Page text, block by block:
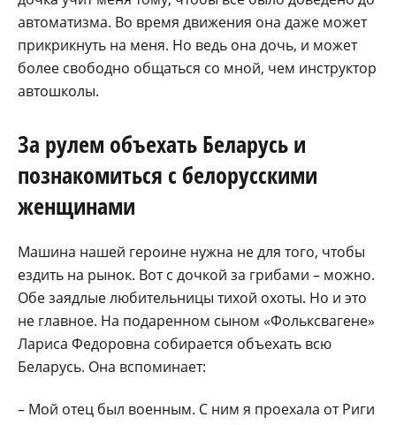
автоматизма. Во время движения она даже может
прикрикнуть на меня. Но ведь она дочь, и может
более свободно общаться со мной, чем инструктор
автошколы.
За рулем объехать Беларусь и
познакомиться с белорусскими
женщинами
Машина нашей героине нужна не для того, чтобы
ездить на рынок. Вот с дочкой за грибами – можно.
Обе заядлые любительницы тихой охоты. Но и это
не главное. На подаренном сыном «Фольксвагене»
Лариса Федоровна собирается объехать всю
Беларусь. Она вспоминает:
– Мой отец был военным. С ним я проехала от Риги